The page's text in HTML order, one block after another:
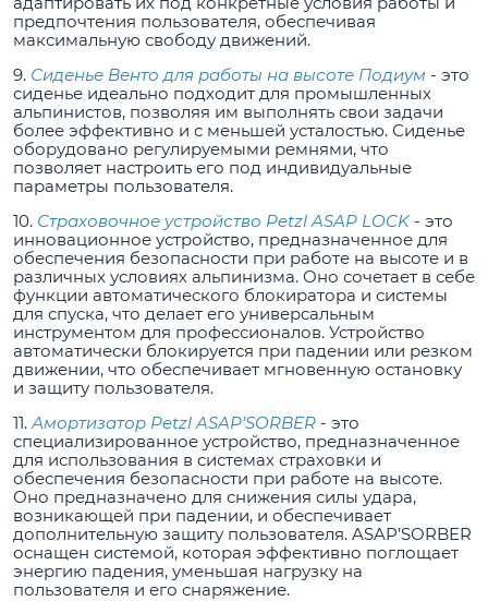
предпочтения пользователя, обеспечивая
максимальную свободу движений.
9. Сиденье Венто для работы на высоте Подиум - это
сиденье идеально подходит для промышленных
альпинистов, позволяя им выполнять свои задачи
более эффективно и с меньшей усталостью. Сиденье
оборудовано регулируемыми ремнями, что
позволяет настроить его под индивидуальные
параметры пользователя.
10. Страховочное устройство Petzl ASAP LOCK- это
инновационное устройство, предназначенное для
обеспечения безопасности при работе на высоте и в
различных условиях альпинизма. Оно сочетает в себе
функции автоматического блокиратора и системы
для спуска, что делает его универсальным
инструментом для профессионалов. Устройство
автоматически блокируется при падении или резком
движении, что обеспечивает мгновенную остановку
и защиту пользователя.
11.Амортизатор Petzl ASAP’SORBER - это
специализированное устройство, предназначенное
для использования в системах страховки и
обеспечения безопасности при работе на высоте.
Оно предназначено для снижения силы удара,
возникающей при падении, и обеспечивает
дополнительную защиту пользователя. ASAP’SORBER
оснащен системой, которая эффективно поглощает
энергию падения, уменьшая нагрузку на
пользователя и его снаряжение.